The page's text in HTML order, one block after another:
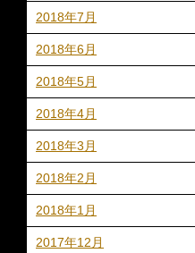
2018年7月
2018年6月
2018年5月
2018年4月
2018年3月
2018年2月
2018年1月
2017年12月